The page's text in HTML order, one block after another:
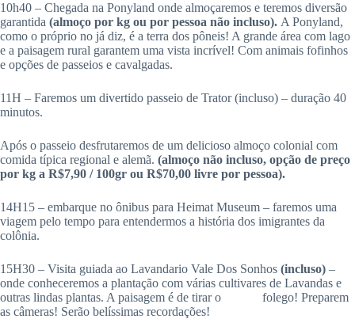
10h40 – Chegada na Ponyland onde almoçaremos e teremos diversão
garantida (almoço por kg ou por pessoa não incluso). A Ponyland,
como o próprio no já diz, é a terra dos pôneis! A grande área com lago
e a paisagem rural garantem uma vista incrível! Com animais fofinhos
e opções de passeios e cavalgadas.
11H – Faremos um divertido passeio de Trator (incluso) – duração 40
minutos.
Após o passeio desfrutaremos de um delicioso almoço colonial com
comida típica regional e alemã. (almoço não incluso, opção de preço
por kg a R$7,90 / 100gr ou R$70,00 livre por pessoa).
14H15 – embarque no ônibus para Heimat Museum – faremos uma
viagem pelo tempo para entendermos a história dos imigrantes da
colônia.
15H30 – Visita guiada ao Lavandario Vale Dos Sonhos (incluso) –
onde conheceremos a plantação com várias cultivares de Lavandas e
outras lindas plantas. A paisagem é de tirar o folego! Preparem
as câmeras! Serão belíssimas recordações!